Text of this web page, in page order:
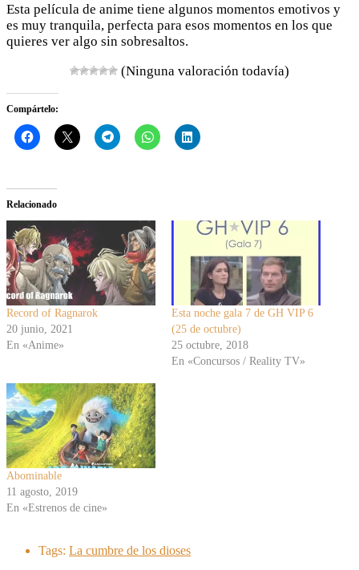
Esta película de anime tiene algunos momentos emotivos y
es muy tranquila, perfecta para esos momentos en los que
quieres ver algo sin sobresaltos.
(Ninguna valoración todavía)
Compártelo:
Relacionado
Record of Ragnarok
20 junio, 2021
En «Anime»
Esta noche gala 7 de GH VIP 6
(25 de octubre)
25 octubre, 2018
En «Concursos / Reality TV»
Abominable
11 agosto, 2019
En «Estrenos de cine»
Tags: La cumbre de los dioses